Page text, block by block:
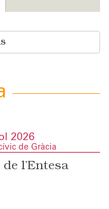
2026
de Gràcia
l’Entesa